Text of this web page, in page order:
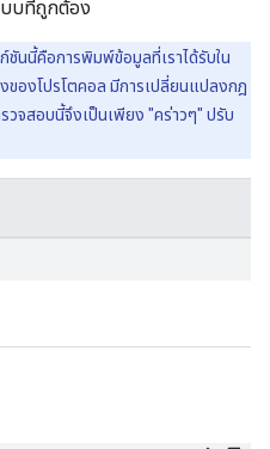
บบที่ถูกต้อง
ชันนี้คือการพิมพ์ข้อมูลที่เราได้รับใน
องโปรโตคอล มีการเปลี่ยนแปลงกฎ
วจสอบนี้จึงเป็นเพียง "คร่าวๆ" ปรับ